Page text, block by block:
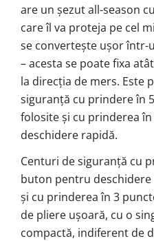
are un șezut all-season
care îl va proteja pe cel
se convertește ușor într-
– acesta se poate fixa
la direcția de mers. Este
siguranță cu prindere în
folosite și cu prinderea
deschidere rapidă.
Centuri de siguranță cu
buton pentru
și cu prinderea în 3
de pliere ușoară, cu o
compactă, indiferent de